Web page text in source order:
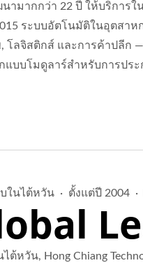
ามากกว่า 22 ปี ให้บริการใ
ระบบอัตโนมัติในอุตสา
โลจิสติกส์ และการค้าปลีก
แบบโมดูลาร์สำหรับการปร
ในไต้หวัน · ตั้งแต่ปี 2004
ไต้หวัน, Hong Chiang